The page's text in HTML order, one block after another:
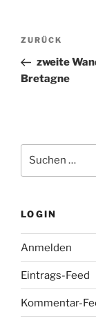
Vorheriger
Beitrag
ZURÜCK
zweite
Bretagne
nach:
LOGIN
Anmelden
Eintrags-Feed
Kommentar-